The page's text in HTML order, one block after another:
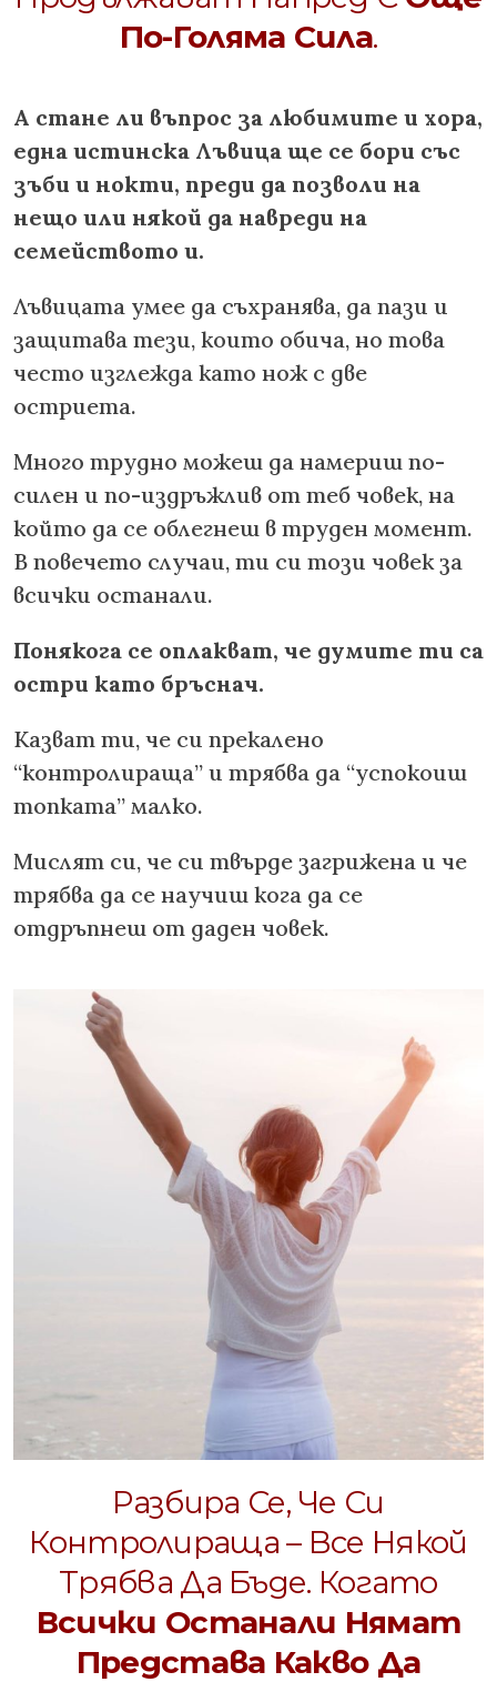
По-Голяма Сила.
А стане ли въпрос за любимите и хора,
една истинска Лъвица ще се бори със
зъби и нокти, преди да позволи на
нещо или някой да навреди на
семейството и.
Лъвицата умее да съхранява, да пази и
защитава тези, които обича, но това
често изглежда като нож с две
остриета.
Много трудно можеш да намериш по-
силен и по-издръжлив от теб човек, на
който да се облегнеш в труден момент.
В повечето случаи, ти си този човек за
всички останали.
Понякога се оплакват, че думите ти са
остри като бръснач.
Казват ти, че си прекалено
“контролираща” и трябва да “успокоиш
топката” малко.
Мислят си, че си твърде загрижена и че
трябва да се научиш кога да се
отдръпнеш от даден човек.
Разбира Се, Че Си
Контролираща – Все Някой
Трябва Да Бъде. Когато
Всички Останали Нямат
Представа Какво Да